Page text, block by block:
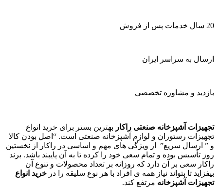
20 سال خدمات پس از فروش
ارسال به سراسر ایران
بازدید و مشاوره تخصصی
تجهیزات آشپزخانه صنعتی راکار بهترین بستر برای خرید انواع
تجهیزات رستوران و لوازم آشپزخانه صنعتی است. “اصل بودن کالا
و ” ارسال سریع” از ویژگی های مهم و اساسی در راکار از نخستین
روز تأسیس بوده و تمام سعی خود را کرده تا به آن پایبند باشد. برند
راکار سعی بر آن دارد که روزانه بر تعداد محصولات و تنوع آن
بیفزاید تا بتواند نیاز همه ی افراد با هر نوع سلیقه را در خرید انواع
تجهیزات آشپزخانه مرتفع کند.